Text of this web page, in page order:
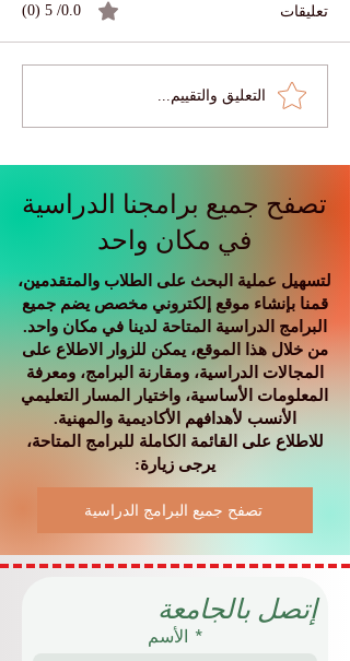
🎓 تعرّفوا على ريم — تعلّم
بلا حدود
تعليقات 0.0/ 5 (0)
التعليق والتقييم...
تصفح جميع برامجنا الدراسية
في مكان واحد
لتسهيل عملية البحث على الطلاب والمتقدمين،
قمنا بإنشاء موقع إلكتروني مخصص يضم جميع
البرامج الدراسية المتاحة لدينا في مكان واحد.
من خلال هذا الموقع، يمكن للزوار الاطلاع على
المجالات الدراسية، ومقارنة البرامج، ومعرفة
المعلومات الأساسية، واختيار المسار التعليمي
الأنسب لأهدافهم الأكاديمية والمهنية.
للاطلاع على القائمة الكاملة للبرامج المتاحة،
يرجى زيارة:
تصفح جميع البرامج الدراسية
إتصل بالجامعة
الأسم